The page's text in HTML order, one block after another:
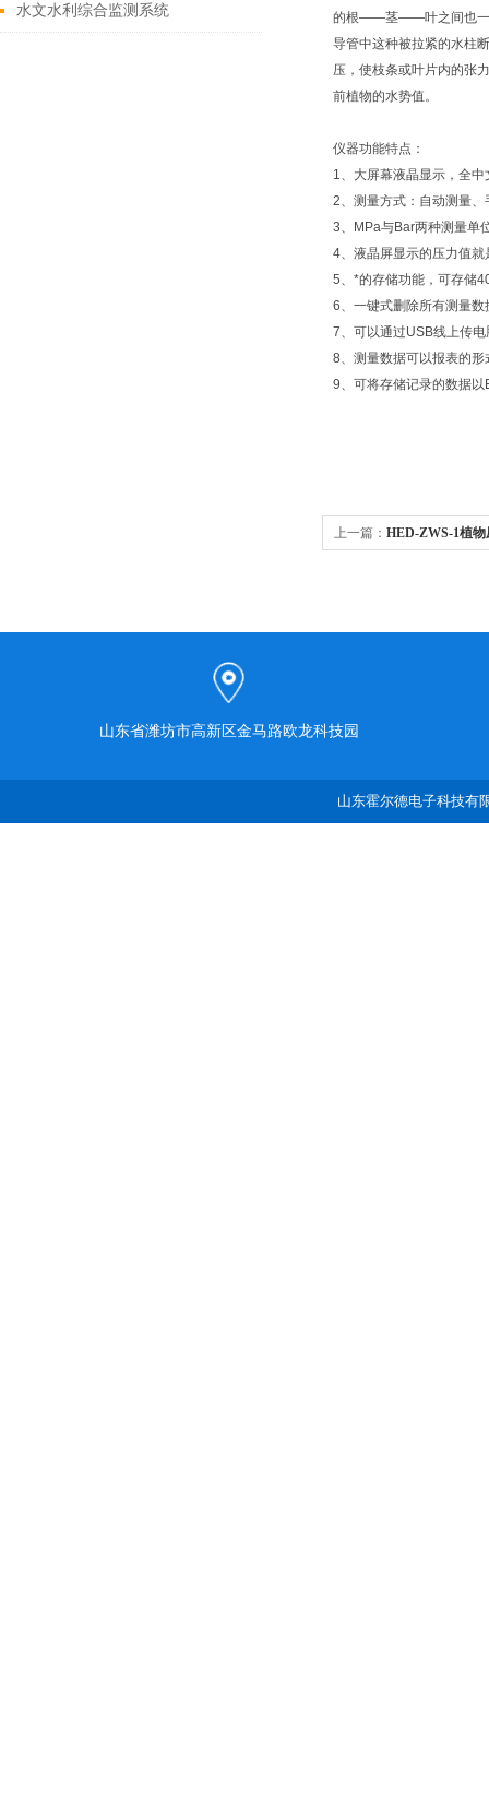
水文水利综合监测系统
的根——茎——叶之间也一
导管中这种被拉紧的水柱
压，使枝条或叶片内的张
前植物的水势值。
仪器功能特点：
1、大屏幕液晶显示，全中
2、测量方式：自动测量
3、MPa与Bar两种测量单
4、液晶屏显示的压力值
5、*的存储功能，可存储
6、一键式删除所有测量数
7、可以通过USB线上传
8、测量数据可以报表的
9、可将存储记录的数据
上一篇： HED-ZWS-1植物
山东省潍坊市高新区金马路欧龙科技园
山东霍尔德电子科技有